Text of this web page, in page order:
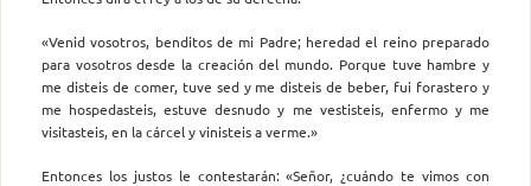
«Venid vosotros, benditos de mi Padre; heredad el reino preparado
para vosotros desde la creación del mundo. Porque tuve hambre y
me disteis de comer, tuve sed y me disteis de beber, fui forastero y
me hospedasteis, estuve desnudo y me vestisteis, enfermo y me
visitasteis, en la cárcel y vinisteis a verme.»
Entonces los justos le contestarán: «Señor, ¿cuándo te vimos con